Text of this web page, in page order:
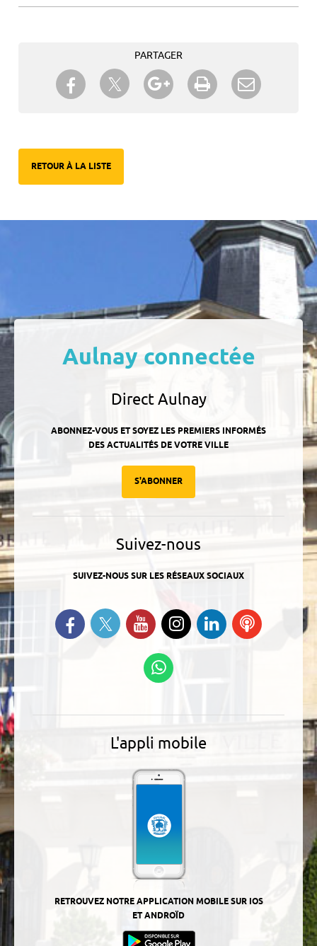
PARTAGER
Partager sur Facebook
Partager sur TwitterPartager sur Google+
Imprimer
RETOUR À LA LISTE
Aulnay connectée
Direct Aulnay
ABONNEZ-VOUS ET SOYEZ LES PREMIERS INFORMÉS
DES ACTUALITÉS DE VOTRE VILLE
S'ABONNER
Suivez-nous
SUIVEZ-NOUS SUR LES RÉSEAUX SOCIAUX
Retrouvez-nous sur Facebook
Suivez-nous sur Twitter
Suivez-nous sur YouTube
Suivez-nous sur
Instagram
Retrouvez-
nous sur
Ecoutez
L'appli mobile
RETROUVEZ NOTRE APPLICATION MOBILE SUR IOS
ET ANDROÏD